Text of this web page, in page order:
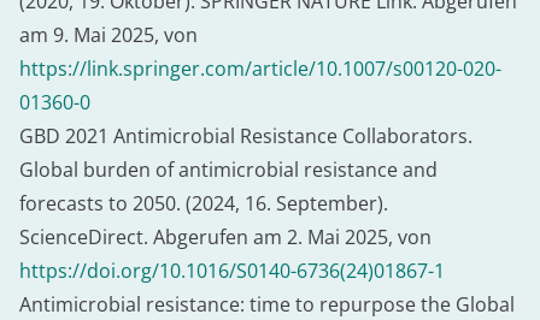
am 9. Mai 2025, von
https://link.springer.com/article/10.1007/s00120-020-
01360-0
GBD 2021 Antimicrobial Resistance Collaborators.
Global burden of antimicrobial resistance and
forecasts to 2050. (2024, 16. September).
ScienceDirect. Abgerufen am 2. Mai 2025, von
https://doi.org/10.1016/S0140-6736(24)01867-1
Antimicrobial resistance: time to repurpose the Global